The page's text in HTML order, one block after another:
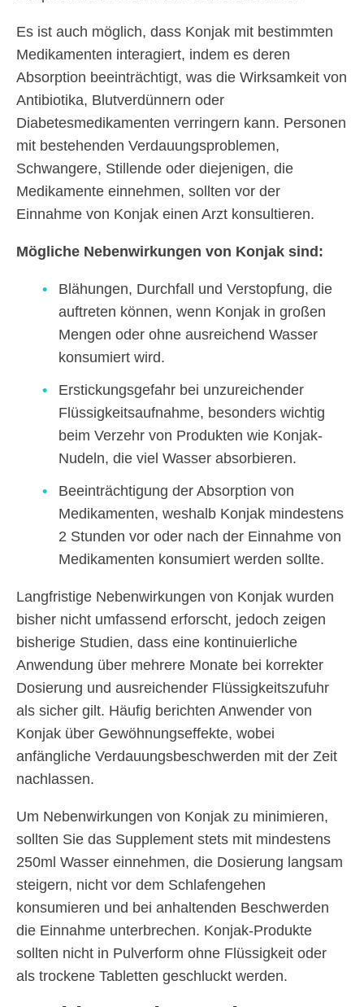
Es ist auch möglich, dass Konjak mit bestimmten
Medikamenten interagiert, indem es deren
Absorption beeinträchtigt, was die Wirksamkeit von
Antibiotika, Blutverdünnern oder
Diabetesmedikamenten verringern kann. Personen
mit bestehenden Verdauungsproblemen,
Schwangere, Stillende oder diejenigen, die
Medikamente einnehmen, sollten vor der
Einnahme von Konjak einen Arzt konsultieren.
Mögliche Nebenwirkungen von Konjak sind:
Blähungen, Durchfall und Verstopfung, die
auftreten können, wenn Konjak in großen
Mengen oder ohne ausreichend Wasser
konsumiert wird.
Erstickungsgefahr bei unzureichender
Flüssigkeitsaufnahme, besonders wichtig
beim Verzehr von Produkten wie Konjak-
Nudeln, die viel Wasser absorbieren.
Beeinträchtigung der Absorption von
Medikamenten, weshalb Konjak mindestens
2 Stunden vor oder nach der Einnahme von
Medikamenten konsumiert werden sollte.
Langfristige Nebenwirkungen von Konjak wurden
bisher nicht umfassend erforscht, jedoch zeigen
bisherige Studien, dass eine kontinuierliche
Anwendung über mehrere Monate bei korrekter
Dosierung und ausreichender Flüssigkeitszufuhr
als sicher gilt. Häufig berichten Anwender von
Konjak über Gewöhnungseffekte, wobei
anfängliche Verdauungsbeschwerden mit der Zeit
nachlassen.
Um Nebenwirkungen von Konjak zu minimieren,
sollten Sie das Supplement stets mit mindestens
250ml Wasser einnehmen, die Dosierung langsam
steigern, nicht vor dem Schlafengehen
konsumieren und bei anhaltenden Beschwerden
die Einnahme unterbrechen. Konjak-Produkte
sollten nicht in Pulverform ohne Flüssigkeit oder
als trockene Tabletten geschluckt werden.